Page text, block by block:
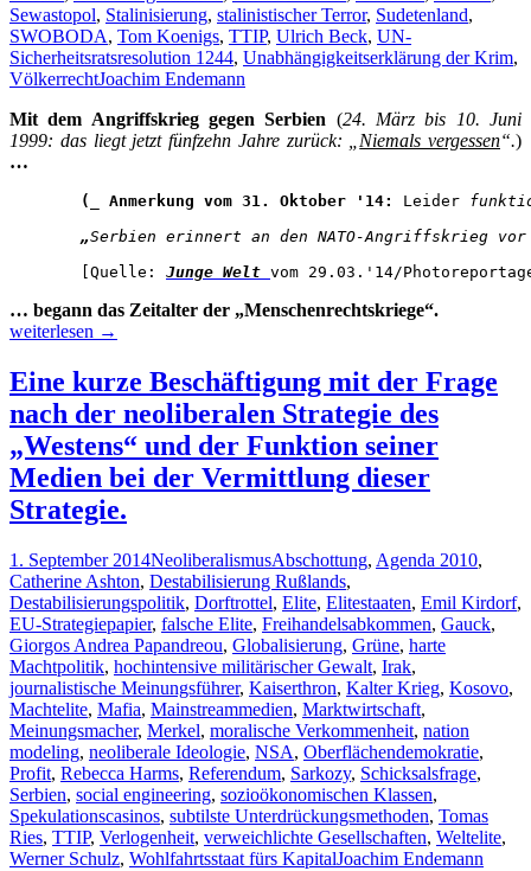
Sewastopol, Stalinisierung, stalinistischer Terror, Sudetenland,
SWOBODA, Tom Koenigs, TTIP, Ulrich Beck, UN-
Sicherheitsratsresolution 1244, Unabhängigkeitserklärung der Krim,
VölkerrechtJoachim Endemann
Mit dem Angriffskrieg gegen Serbien (24. März bis 10. Juni
1999: das liegt jetzt fünfzehn Jahre zurück: „ Niemals vergessen“.)
…
(_ Anmerkung vom 31. Oktober '14: Leider
„Serbien erinnert an den NATO-Angriffskrieg
[Quelle: Junge Welt vom 29.03.'14/
… begann das Zeitalter der „Menschenrechtskriege“.
UND
WIE
NICHT
Teil
DIE
POLITIK
weiterlesen →
Eine kurze Beschäftigung mit der Frage
nach der neoliberalen Strategie des
„Westens“ und der Funktion seiner
Medien bei der Vermittlung dieser
Strategie.
1. September 2014NeoliberalismusAbschottung, Agenda 2010,
Catherine Ashton, Destabilisierung Rußlands,
Destabilisierungspolitik, Dorftrottel, Elite, Elitestaaten, Emil Kirdorf,
EU-Strategiepapier, falsche Elite, Freihandelsabkommen, Gauck,
Giorgos Andrea Papandreou, Globalisierung, Grüne, harte
Machtpolitik, hochintensive militärischer Gewalt, Irak,
journalistische Meinungsführer, Kaiserthron, Kalter Krieg, Kosovo,
Machtelite, Mafia, Mainstreammedien, Marktwirtschaft,
Meinungsmacher, Merkel, moralische Verkommenheit, nation
modeling, neoliberale Ideologie, NSA, Oberflächendemokratie,
Profit, Rebecca Harms, Referendum, Sarkozy, Schicksalsfrage,
Serbien, social engineering, sozioökonomischen Klassen,
Spekulationscasinos, subtilste Unterdrückungsmethoden, Tomas
Ries, TTIP, Verlogenheit, verweichlichte Gesellschaften, Weltelite,
Werner Schulz, Wohlfahrtsstaat fürs KapitalJoachim Endemann